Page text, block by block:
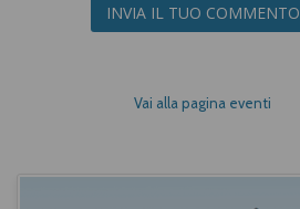
INVIA IL TUO COMMENTO
Vai alla pagina eventi